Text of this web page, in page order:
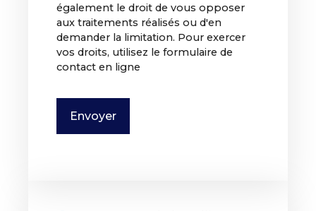
également le droit de vous opposer
aux traitements réalisés ou d'en
demander la limitation. Pour exercer
vos droits, utilisez le formulaire de
contact en ligne